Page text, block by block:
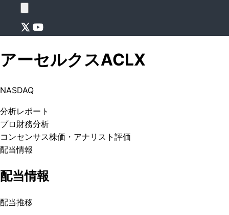
アーセルクスACLX
NASDAQ
分析レポート
プロ 財務分析
コンセンサス株価 ・アナリスト評価
配当情報
配当情報
配当推移